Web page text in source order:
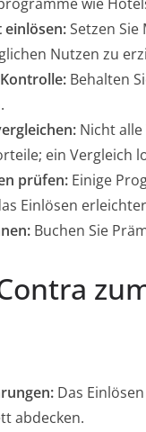
einlösen:Setzen
Nutzen zu
Behalten
Nicht
ein Vergleich
prüfen: Einige
Einlösen
Buchen Sie
Das
abdecken.